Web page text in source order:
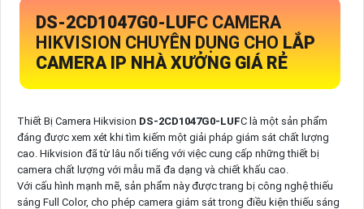
DS-2CD1047G0-LUFC CAMERA
HIKVISION CHUYÊN DỤNG CHO LẮP
CAMERA IP NHÀ XƯỞNG GIÁ RẺ
Thiết Bị Camera Hikvision DS-2CD1047G0-LUFC là một sản phẩm
đáng được xem xét khi tìm kiếm một giải pháp giám sát chất lượng
cao. Hikvision đã từ lâu nổi tiếng với việc cung cấp những thiết bị
camera chất lượng với mẫu mã đa dạng và chiết khấu cao.
Với cấu hình mạnh mẽ, sản phẩm này được trang bị công nghệ thiếu
sáng Full Color, cho phép camera giám sát trong điều kiện thiếu sáng